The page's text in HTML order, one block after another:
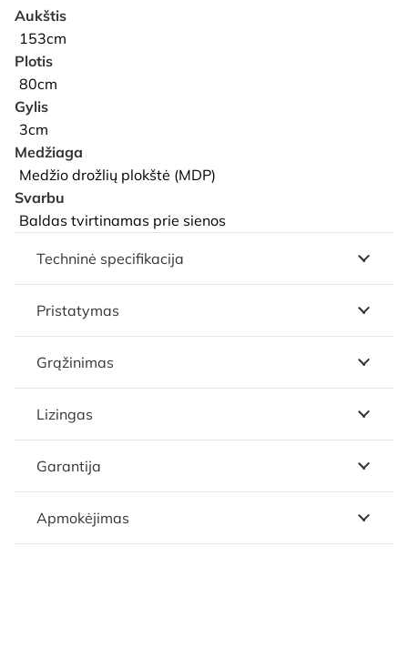
Aukštis
153cm
Plotis
80cm
Gylis
3cm
Medžiaga
Medžio drožlių plokštė (MDP)
Svarbu
Baldas tvirtinamas prie sienos
Techninė specifikacija
Pristatymas
Grąžinimas
Lizingas
Garantija
Apmokėjimas